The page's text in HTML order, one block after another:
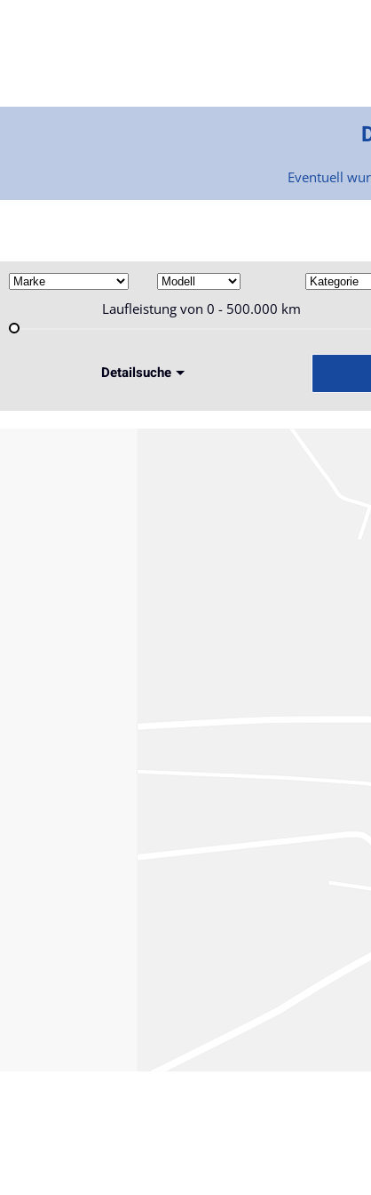
Eventuell
Laufleistung von0 - 500.000 km
Detailsuche